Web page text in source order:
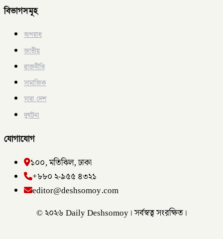
বিভাগসমূহ
অপরাধ
জাতীয়
রাজনীতি
সামাজিক
সারা দেশ
দুর্ঘটনা
যোগাযোগ
১০০, মতিঝিল, ঢাকা
+৮৮০ ২-৯৫৫ ৪৩২১
editor@deshsomoy.com
© ২০২৬ Daily Deshsomoy। সর্বস্বত্ব সংরক্ষিত।